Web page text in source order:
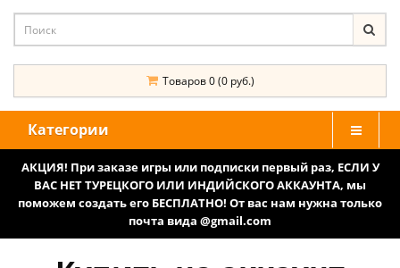
Товаров 0 (0 руб.)
Категории
АКЦИЯ! При заказе игры или подписки первый раз, ЕСЛИ У
ВАС НЕТ ТУРЕЦКОГО ИЛИ ИНДИЙСКОГО АККАУНТА, мы
поможем создать его БЕСПЛАТНО! От вас нам нужна только
почта вида @gmail.com